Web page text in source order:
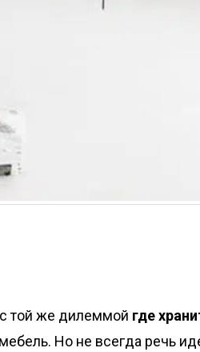
той же дилеммой где
Но не всегда речь